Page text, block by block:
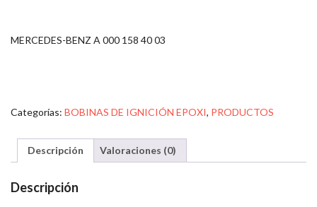
MERCEDES-BENZ A 000 158 40 03
Categorías: BOBINAS DE IGNICIÓN EPOXI, PRODUCTOS
Descripción Valoraciones (0)
Descripción